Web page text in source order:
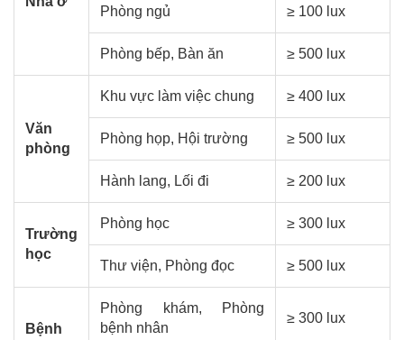
Phòng ngủ ≥ 100 lux
Phòng bếp, Bàn ăn ≥ 500 lux
Văn
phòng
Khu vực làm việc chung ≥ 400 lux
Phòng họp, Hội trường ≥ 500 lux
Hành lang, Lối đi ≥ 200 lux
Trường
học
Phòng học ≥ 300 lux
Thư viện, Phòng đọc ≥ 500 lux
Bệnh
Phòng khám, Phòng
bệnh nhân
≥ 300 lux